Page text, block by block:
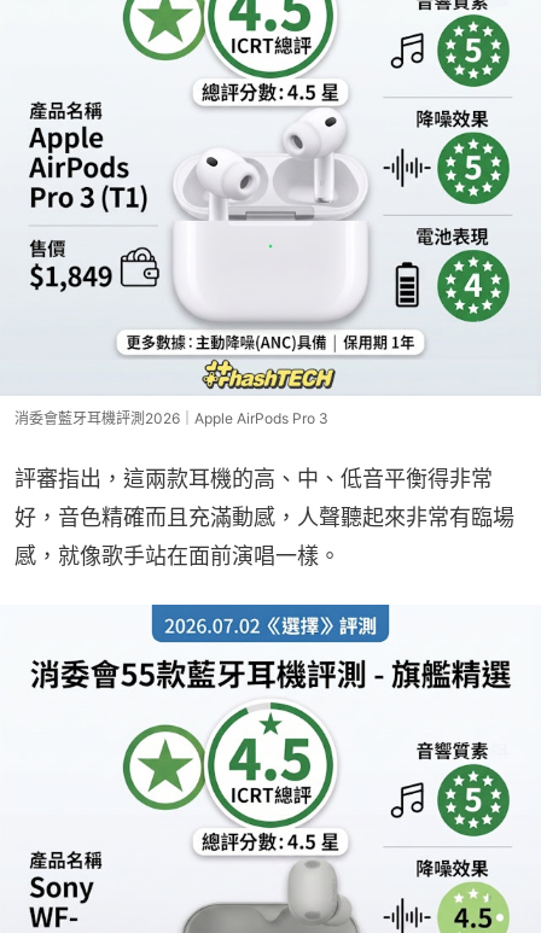
消委會藍牙耳機評測2026｜Apple AirPods Pro 3
評審指出，這兩款耳機的高、中、低音平衡得非常
好，音色精確而且充滿動感，人聲聽起來非常有臨場
感，就像歌手站在面前演唱一樣。